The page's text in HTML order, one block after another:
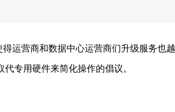
运营商和数据中心运营商们升级服务也
专用硬件来简化操作的倡议。